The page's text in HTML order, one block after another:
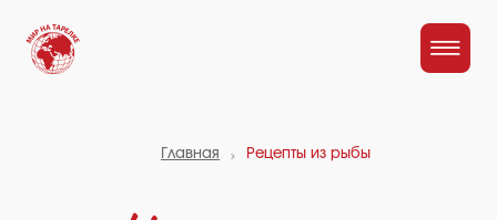
Рецепты из рыбы
Главная